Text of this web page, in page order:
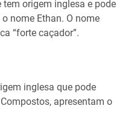
tem origem inglesa e pode
nome Ethan. O nome
“forte caçador”.
inglesa que pode
apresentam o